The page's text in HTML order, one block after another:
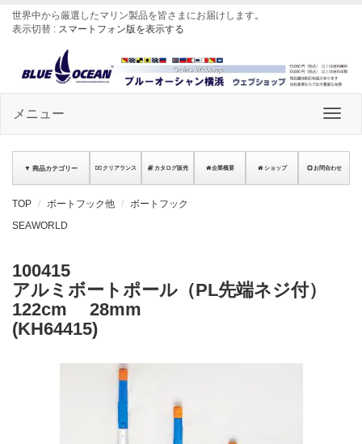
世界中から厳選したマリン製品を皆さまにお届けします。
表示切替 : スマートフォン版を表示する
メニュー
▼ 商品カテゴリー クリアランス カタログ販売 企業概要 ショップ お問合わせ
TOP ボートフック他
ボートフック
SEAWORLD
100415
アルミボートポール（PL先端ネジ付）
122cm 28mm
(KH64415)